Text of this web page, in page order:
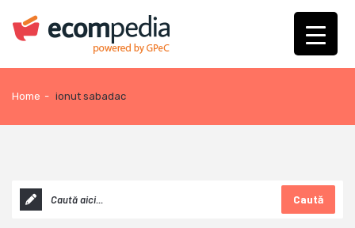
Home - ionut sabadac
Caută